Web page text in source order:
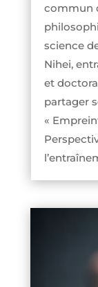
commun
science
Nihei,
et
partager
«